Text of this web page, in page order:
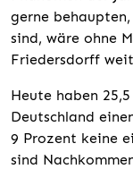
gerne
sind, wäre ohne
Friedersdorff
Heute haben
Deutschland
9 Prozent keine
sind